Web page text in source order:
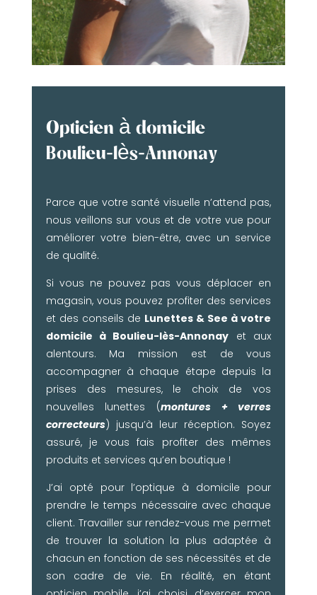
Opticien à domicile
Boulieu-lès-Annonay
Parce que votre santé visuelle n’attend pas,
nous veillons sur vous et de votre vue pour
améliorer votre bien-être, avec un service
de qualité.
Si vous ne pouvez pas vous déplacer en
magasin, vous pouvez profiter des services
et des conseils de Lunettes & See à votre
domicile à Boulieu-lès-Annonay et aux
alentours. Ma mission est de vous
accompagner à chaque étape depuis la
prises des mesures, le choix de vos
nouvelles lunettes (montures + verres
correcteurs) jusqu’à leur réception. Soyez
assuré, je vous fais profiter des mêmes
produits et services qu’en boutique !
J’ai opté pour l’optique à domicile pour
prendre le temps nécessaire avec chaque
client. Travailler sur rendez-vous me permet
de trouver la solution la plus adaptée à
chacun en fonction de ses nécessités et de
son cadre de vie. En réalité, en étant